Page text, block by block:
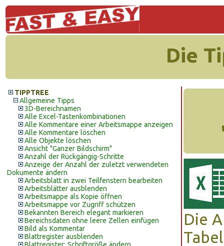
Die
TIPPTREE
Allgemeine Tipps
3D-Bereichnamen
Alle Excel-Tastenkombinationen
Alle Kommentare einer Arbeitsmappe anzeigen
Alle Kommentare löschen
Alle Objekte löschen
Ansicht "Ganzer Bildschirm"
Anzahl der Rückgängig-Schritte
Anzeige der Anzahl der zuletzt verwendeten
Dokumente ändern
Arbeitsblatt in zwei Teilfenstern bearbeiten
Arbeitsblätter ausblenden
Arbeitsmappe als Kopie öffnen
Arbeitsmappe vor Zugriff schützen
Bekannten Bereich elegant markieren
Bereichsdaten ohne leere Zellen einfügen
Bild als Kommentar
Blattregister ausblenden
Die